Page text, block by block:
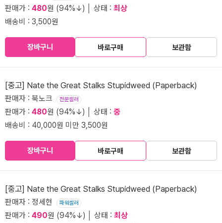
판매가 : 480원 (94%↓) │ 상태 : 최상
배송비 : 3,500원
장바구니 바로구매 보관함
[중고] Nate the Great Stalks Stupidweed (Paperback)
판매자 : 북노크 전문셀러
판매가 : 480원 (94%↓) │ 상태 : 중
배송비 : 40,000원 미만 3,500원
장바구니 바로구매 보관함
[중고] Nate the Great Stalks Stupidweed (Paperback)
판매자 : 정세현 파워셀러
판매가 : 490원 (94%↓) │ 상태 : 최상